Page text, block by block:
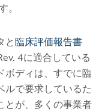
と臨床評価報告書
4に適合している
ボディは、すでに臨
ルで要求しているた
とが、多くの事業者